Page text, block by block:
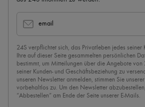
email
24S verpflichtet sich, das Privatleben jedes seiner
Ihre auf dieser Seite gesammelten persönlichen
bestimmt, um Mitteilungen über die Angebote von
seiner Kunden- und Geschäftsbeziehung zu
unseren Newsletter anmelden, stimmen Sie unserer
vorbehaltlos zu. Um den Newsletter
“Abbestellen” am Ende der Seite unserer E-Mails.